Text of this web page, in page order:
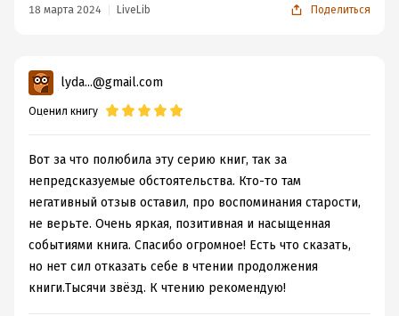
понимаешь, что нет ни калорий, ни углеводов, но
18 марта 2024 LiveLib Поделиться
lyda...@gmail.com
Оценил книгу
Вот за что полюбила эту серию книг, так за
непредсказуемые обстоятельства. Кто-то там
негативный отзыв оставил, про воспоминания старости,
не верьте. Очень яркая, позитивная и насыщенная
событиями книга. Спасибо огромное! Есть что сказать,
но нет сил отказать себе в чтении продолжения
книги.Тысячи звёзд. К чтению рекомендую!